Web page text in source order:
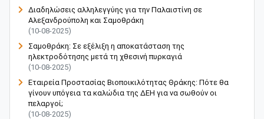
Διαδηλώσεις αλληλεγγύης για την Παλαιστίνη σε
Αλεξανδρούπολη και Σαμοθράκη
(10-08-2025)
Σαμοθράκη: Σε εξέλιξη η αποκατάσταση της
ηλεκτροδότησης μετά τη χθεσινή πυρκαγιά
(10-08-2025)
Εταιρεία Προστασίας Βιοποικιλότητας Θράκης: Πότε θα
γίνουν υπόγεια τα καλώδια της ΔΕΗ για να σωθούν οι
πελαργοί;
(10-08-2025)